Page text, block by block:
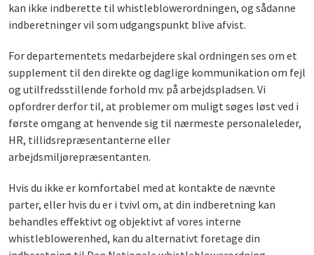
kan ikke indberette til whistleblowerordningen, og sådanne
indberetninger vil som udgangspunkt blive afvist.
For departementets medarbejdere skal ordningen ses om et
supplement til den direkte og daglige kommunikation om fejl
og utilfredsstillende forhold mv. på arbejdspladsen. Vi
opfordrer derfor til, at problemer om muligt søges løst ved i
første omgang at henvende sig til nærmeste personaleleder,
HR, tillidsrepræsentanterne eller
arbejdsmiljørepræsentanten.
Hvis du ikke er komfortabel med at kontakte de nævnte
parter, eller hvis du er i tvivl om, at din indberetning kan
behandles effektivt og objektivt af vores interne
whistleblowerenhed, kan du alternativt foretage din